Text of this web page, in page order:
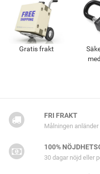
Gratis frakt
FRI FRAKT
Målningen
100%
30 dagar nöjd eller